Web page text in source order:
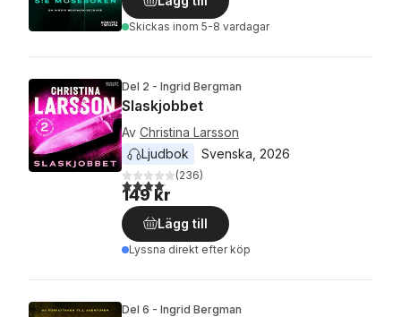
Skickas inom 5-8 vardagar
Del 2 - Ingrid Bergman
Slaskjobbet
Av Christina Larsson
Ljudbok
Svenska 2026
4,1utav 5 stjärnor. Totalt antal röster:
(236)
149 kr
Lägg till
Lyssna direkt efter köp
Del 6 - Ingrid Bergman